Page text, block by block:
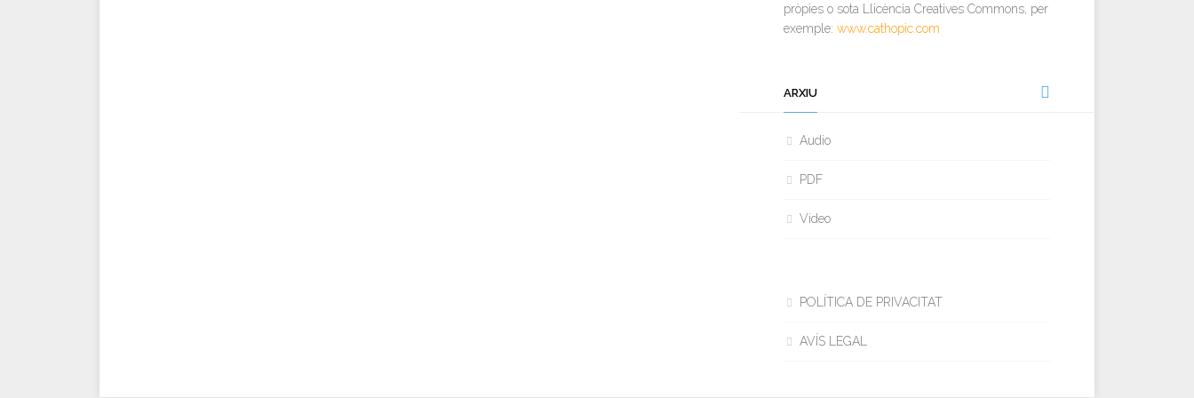
pròpies o sota Llicència Creatives Commons, per
exemple: www.cathopic.com
ARXIU
Audio
PDF
Video
POLÍTICA DE PRIVACITAT
AVÍS LEGAL